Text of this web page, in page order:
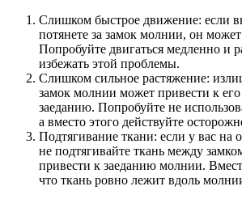
Слишком быстрое движение: если
потянете за замок молнии, он может
Попробуйте двигаться медленно и
избежать этой проблемы.
Слишком сильное растяжение:
замок молнии может привести к
заеданию. Попробуйте не
а вместо этого действуйте
Подтягивание ткани: если у вас на
не подтягивайте ткань между
привести к заеданию молнии.
что ткань ровно лежит вдоль